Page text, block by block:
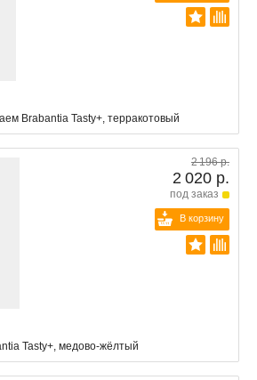
Brabantia Tasty+, терракотовый
2 196 р.
2 020 р.
под заказ
В корзину
Tasty+, медово-жёлтый